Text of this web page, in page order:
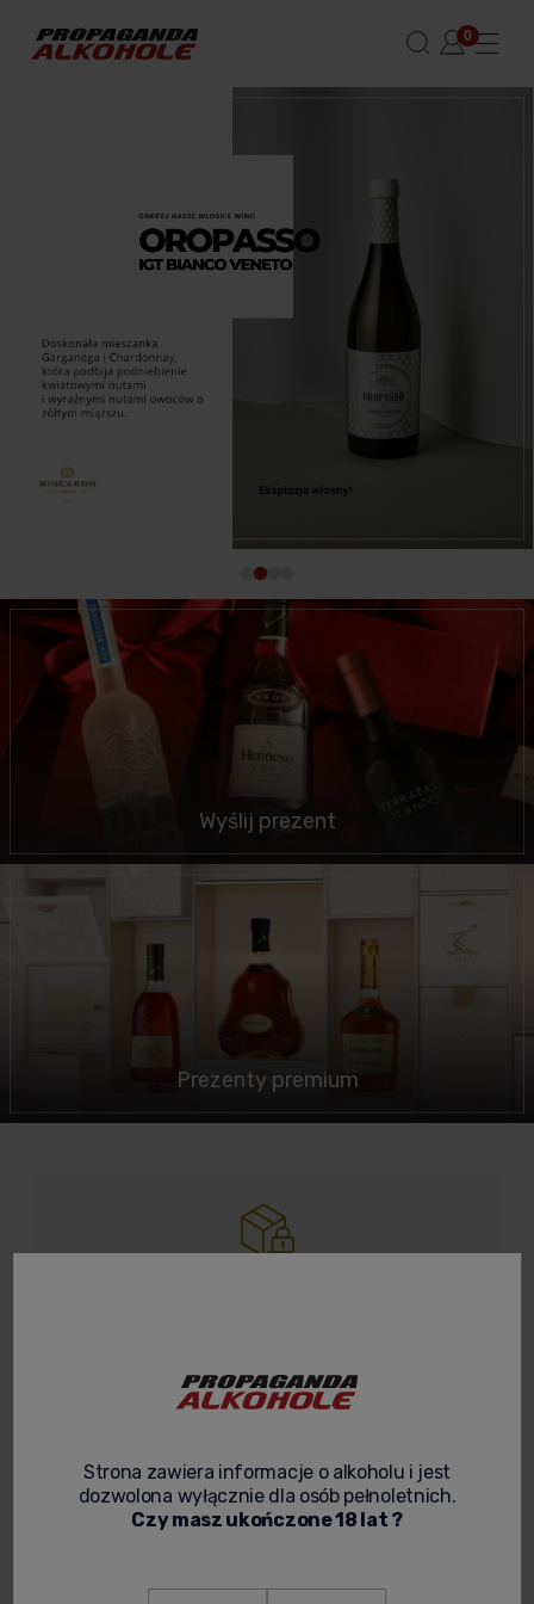
Wyślij prezent
Prezenty premium
Wysyłka
99% paczek wysyłamy w 24h.
Pozostałe jeszcze szybciej!
Strona zawiera informacje o alkoholu i jest
dozwolona wyłącznie dla osób pełnoletnich.
Czy masz ukończone 18 lat ?